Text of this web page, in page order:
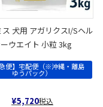
ス 犬用 アガリクスI/Sヘル
ウエイト 小粒 3kg
急便】宅配便（※沖縄・離島
ゆうパック）
¥5,720税込